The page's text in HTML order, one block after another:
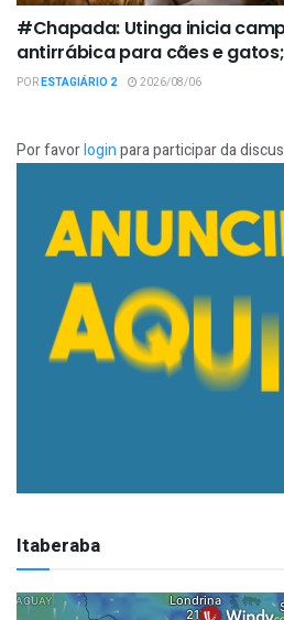
#Chapada: Utinga inicia
antirrábica para cães e
PORESTAGIÁRIO 2 2026/08/06
Por favorloginpara participar da
Itaberaba